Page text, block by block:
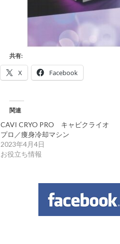
共有:
X Facebook
関連
CAVI CRYO PRO キャビクライオ
プロ／痩身冷却マシン
2023年4月4日
お役立ち情報